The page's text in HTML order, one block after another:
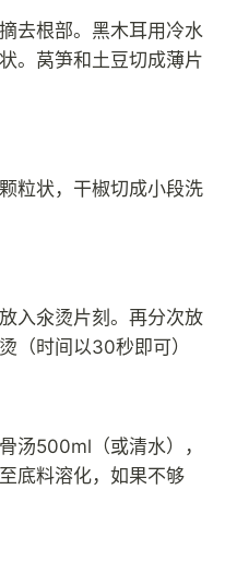
去根部。黑木耳用冷水
。莴笋和土豆切成薄片
粒状，干椒切成小段洗
入氽烫片刻。再分次放
（时间以30秒即可）
汤500ml（或清水），
底料溶化，如果不够